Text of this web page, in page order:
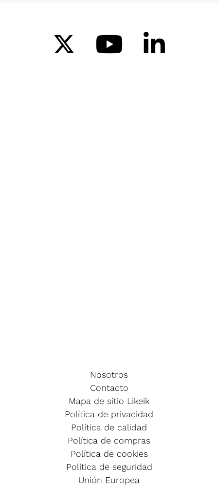
Nosotros
Contacto
Mapa de sitio Likeik
Política de privacidad
Política de calidad
Política de compras
Política de cookies
Política de seguridad
Unión Europea